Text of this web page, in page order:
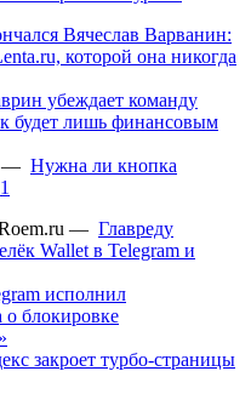
Вячеслав Варванин:
которой она никогда
убеждает команду
будет лишь финансовым
— Нужна ли кнопка
1
— Главреду
Wallet в Telegram и
исполнил
о блокировке
закроет турбо-страницы